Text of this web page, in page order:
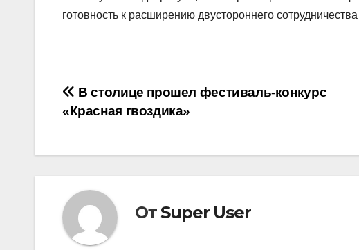
готовность к расширению двустороннего
Навигация
по
записям
В столице прошел фестиваль-конкурс
«Красная гвоздика»
От Super User